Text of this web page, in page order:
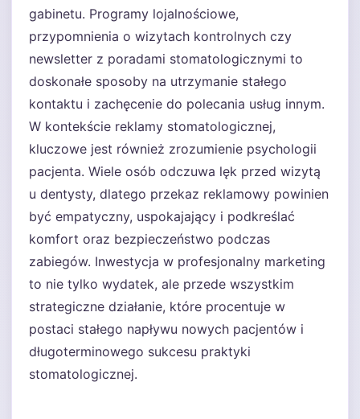
gabinetu. Programy lojalnościowe,
przypomnienia o wizytach kontrolnych czy
newsletter z poradami stomatologicznymi to
doskonałe sposoby na utrzymanie stałego
kontaktu i zachęcenie do polecania usług innym.
W kontekście reklamy stomatologicznej,
kluczowe jest również zrozumienie psychologii
pacjenta. Wiele osób odczuwa lęk przed wizytą
u dentysty, dlatego przekaz reklamowy powinien
być empatyczny, uspokajający i podkreślać
komfort oraz bezpieczeństwo podczas
zabiegów. Inwestycja w profesjonalny marketing
to nie tylko wydatek, ale przede wszystkim
strategiczne działanie, które procentuje w
postaci stałego napływu nowych pacjentów i
długoterminowego sukcesu praktyki
stomatologicznej.